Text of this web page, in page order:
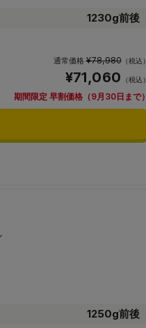
1230g前後
通常価格¥78,980（税込）
¥71,060 （税込）
期間限定 早割価格（9月30日まで）
1250g前後